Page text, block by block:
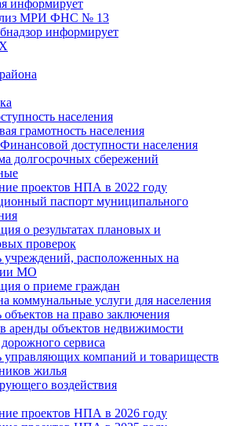
информирует
МРИ ФНС № 13
информирует
населения
грамотность населения
доступности населения
долгосрочных сбережений
проектов НПА в 2022 году
паспорт муниципального
о результатах плановых и
проверок
учреждений, расположенных на
МО
о приеме граждан
коммунальные услуги для населения
объектов на право заключения
аренды объектов недвижимости
сервиса
управляющих компаний и товариществ
жилья
воздействия
проектов НПА в 2026 году